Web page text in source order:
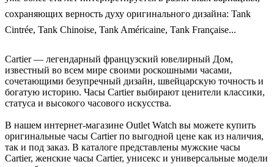
сохраняющих верность духу оригинального дизайна: Tank
Cintrée, Tank Chinoise, Tank Américaine, Tank Française...
Cartier — легендарный французский ювелирный Дом,
известный во всем мире своими роскошными часами,
сочетающими безупречный дизайн, швейцарскую точность и
богатую историю. Часы Cartier выбирают ценители классики,
статуса и высокого часового искусства.
В нашем интернет-магазине Outlet Watch вы можете купить
оригинальные часы Cartier по выгодной цене как из наличия,
так и под заказ. В каталоге представлены мужские часы
Cartier, женские часы Cartier, унисекс и универсальные модели